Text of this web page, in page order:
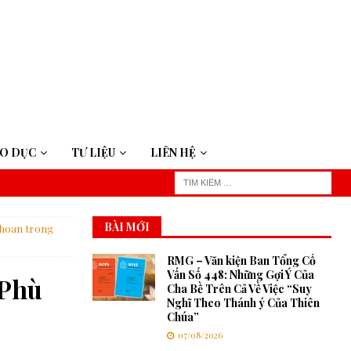
DỤC TƯ LIỆU LIÊN HỆ
trong
BÀI MỚI
RMG – Văn kiện Ban Tổng Cố
Vấn Số 448: Những Gợi Ý Của
Cha Bề Trên Cả Về Việc “Suy
Nghĩ Theo Thánh ý Của Thiên
Chúa”
07/08/2026